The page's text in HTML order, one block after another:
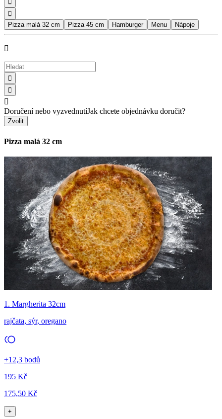


Pizza malá 32 cm
Pizza 45 cm Hamburger Menu Nápoje




Doručení nebo vyzvednutíJak chcete objednávku doručit?
Zvolit
Pizza malá 32 cm
1. Margherita 32cm
rajčata, sýr, oregano
+12,3 bodů
195 Kč
175,50 Kč
+